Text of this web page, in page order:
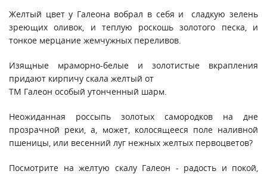
Желтый цвет у Галеона вобрал в себя и сладкую зелень
зреющих оливок, и теплую роскошь золотого песка, и
тонкое мерцание жемчужных переливов.
Изящные мраморно-белые и золотистые вкрапления
придают кирпичу скала желтый от
ТМ Галеон особый утонченный шарм.
Неожиданная россыпь золотых самородков на дне
прозрачной реки, а, может, колосящееся поле наливной
пшеницы, или весенний луг нежных желтых первоцветов?
Посмотрите на желтую скалу Галеон - радость и покой,